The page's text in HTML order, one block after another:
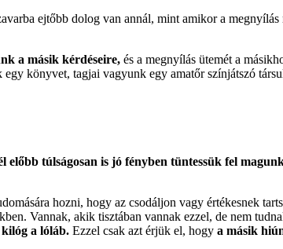
ejtőbb dolog van annál, mint amikor a
a másik kérdéseire, és a megnyílás ütemét a
könyvet, tagjai vagyunk egy amatőr színjátszó
előbb túlságosan is jó fényben tüntessük fel
hozni, hogy az csodáljon vagy értékesnek
Vannak, akik tisztában vannak ezzel, de nem
a lóláb. Ezzel csak azt érjük el, hogy a másik